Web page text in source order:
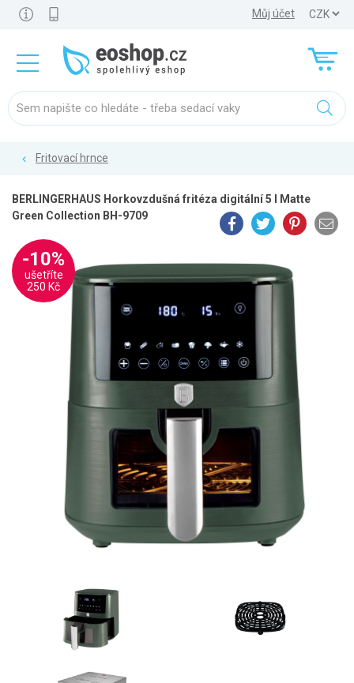
Můj účet
Fritovací hrnce
BERLINGERHAUS Horkovzdušná fritéza digitální 5 l Matte
Green Collection BH-9709
-10%
ušetříte
250 Kč